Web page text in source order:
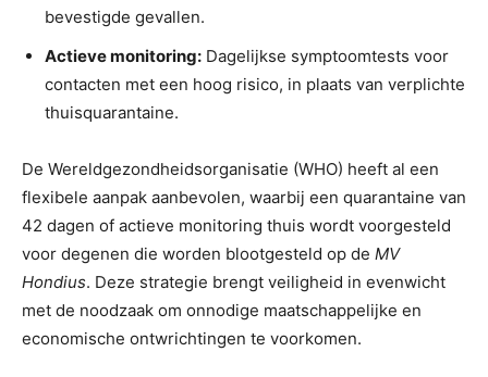
bevestigde gevallen.
Actieve monitoring: Dagelijkse symptoomtests voor
contacten met een hoog risico, in plaats van verplichte
thuisquarantaine.
De Wereldgezondheidsorganisatie (WHO) heeft al een
flexibele aanpak aanbevolen, waarbij een quarantaine van
42 dagen of actieve monitoring thuis wordt voorgesteld
voor degenen die worden blootgesteld op de MV
Hondius. Deze strategie brengt veiligheid in evenwicht
met de noodzaak om onnodige maatschappelijke en
economische ontwrichtingen te voorkomen.